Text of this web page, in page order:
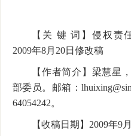
【关 键 词】侵权责
2009年8月20日修改稿
【作者简介】梁慧星
部委员。邮箱：
64054242。
【收稿日期】2009年9